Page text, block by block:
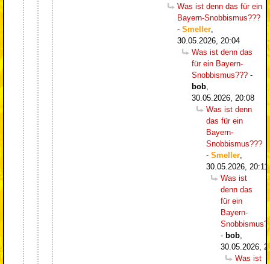
Was ist denn das für ein
Bayern-Snobbismus???
- Smeller
30.05.2026, 20:04
Was ist denn das
für ein Bayern-
Snobbismus??? -
bob
30.05.2026, 20:08
Was ist denn
das für ein
Bayern-
Snobbismus???
- Smeller
30.05.2026, 20:11
Was ist
denn das
für ein
Bayern-
- bob
30.05.2026,
Was ist